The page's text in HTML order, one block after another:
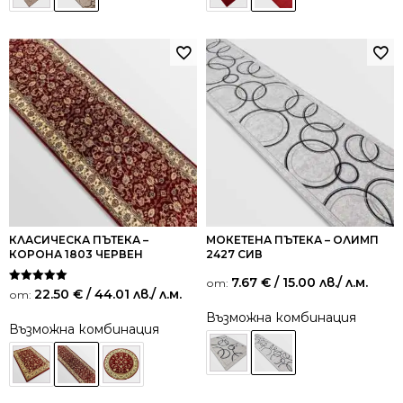
КЛАСИЧЕСКА ПЪТЕКА –
КОРОНА 1803 ЧЕРВЕН
Оценено на
5.00
от: 22.50 € / 44.01 лв./ л.м.
Възможна комбинация
МОКЕТЕНА ПЪТЕКА – ОЛИМП
2427 СИВ
от: 7.67 € / 15.00 лв./ л.м.
Възможна комбинация